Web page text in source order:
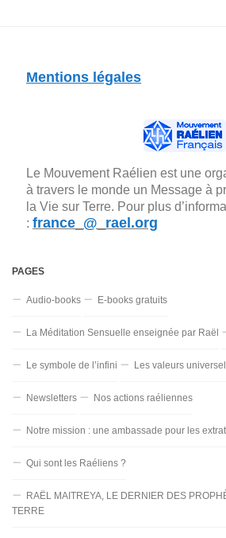
Mentions légales
Le Mouvement Raélien est une
à travers le monde un Message à
la Vie sur Terre. Pour plus
: france_@_rael.org
PAGES
Audio-books E-books gratuits
La Méditation Sensuelle enseignée par Raël
Le symbole de l’infini Les valeurs
Newsletters Nos actions raéliennes
Notre mission : une ambassade pour les
Qui sont les Raéliens ?
RAËL MAITREYA, LE DERNIER DES
TERRE